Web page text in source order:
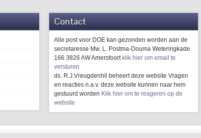
Contact
Alle post voor DOE kan gezonden worden aan de
secretaresse Mw. L. Postma-Douma Weteringkade
166 3826 AW Amersfoort klik hier om email te
versturen
ds. R.J.Vreugdenhil beheert deze website Vragen
en reacties n.a.v. deze website kunnen naar hem
gestuurd worden Klik hier om te reageren op de
website